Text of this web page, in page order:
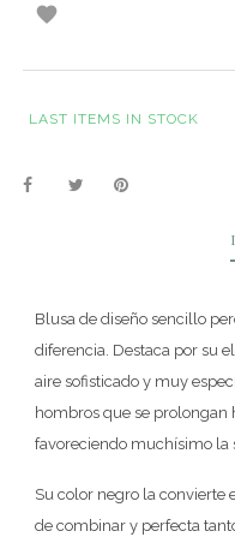

LAST ITEMS IN STOCK
Blusa de diseño sencillo
diferencia. Destaca por su
aire sofisticado y muy
hombros que se prolongan
favoreciendo muchísimo la
Su color negro la convierte
de combinar y perfecta